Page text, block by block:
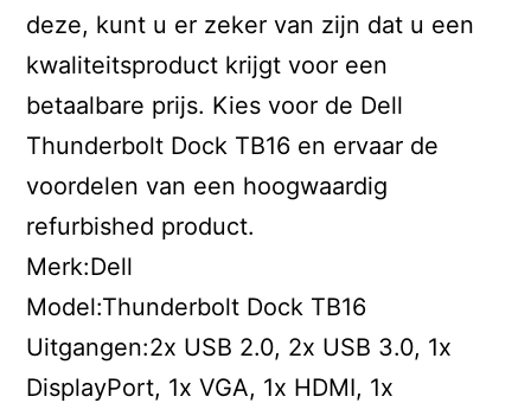
deze, kunt u er zeker van zijn dat u een
kwaliteitsproduct krijgt voor een
betaalbare prijs. Kies voor de Dell
Thunderbolt Dock TB16 en ervaar de
voordelen van een hoogwaardig
refurbished product.
Merk:Dell
Model:Thunderbolt Dock TB16
Uitgangen:2x USB 2.0, 2x USB 3.0, 1x
DisplayPort, 1x VGA, 1x HDMI, 1x